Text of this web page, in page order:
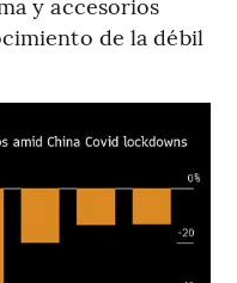
de la débil